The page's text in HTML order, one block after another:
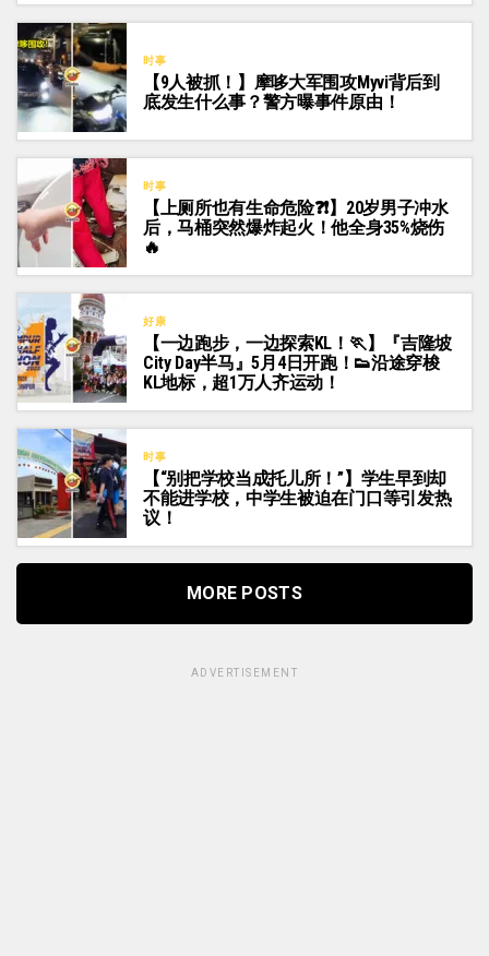
时事
【9人被抓！】摩哆大军围攻Myvi背后到
底发生什么事？警方曝事件原由！
时事
【上厕所也有生命危险❓❗】20岁男子冲水
后，马桶突然爆炸起火！他全身35%烧伤
🔥
好康
【一边跑步，一边探索KL！🏃‍】『吉隆坡
City Day半马』5月4日开跑！👟沿途穿梭
KL地标，超1万人齐运动！
时事
【“别把学校当成托儿所！”】学生早到却
不能进学校，中学生被迫在门口等引发热
议！
MORE POSTS
ADVERTISEMENT